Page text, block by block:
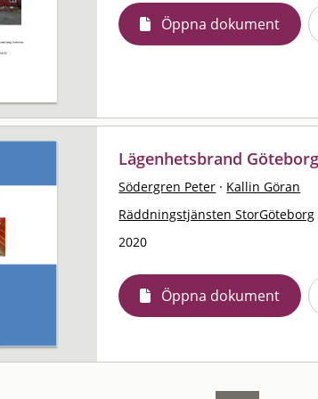
Öppna dokument
Lägenhetsbrand
Södergren Peter · Kallin Göran
Räddningstjänsten StorGöteborg
2020
Öppna dokument